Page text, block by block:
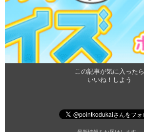
この記事が気に入ったら
いいね！しよう